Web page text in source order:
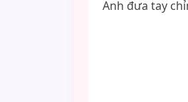
Anh đưa tay